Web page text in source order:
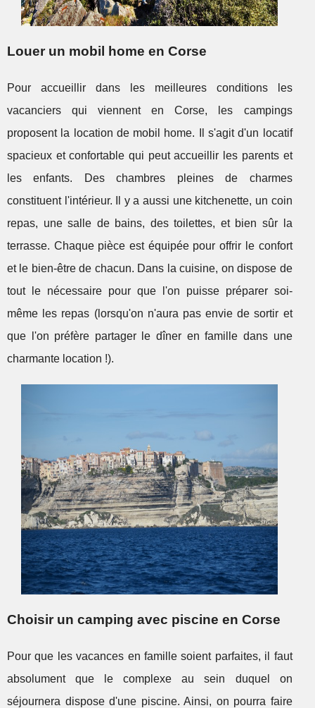
Louer un mobil home en Corse
Pour accueillir dans les meilleures conditions les
vacanciers qui viennent en Corse, les campings
proposent la location de mobil home. Il s'agit d'un locatif
spacieux et confortable qui peut accueillir les parents et
les enfants. Des chambres pleines de charmes
constituent l'intérieur. Il y a aussi une kitchenette, un coin
repas, une salle de bains, des toilettes, et bien sûr la
terrasse. Chaque pièce est équipée pour offrir le confort
et le bien-être de chacun. Dans la cuisine, on dispose de
tout le nécessaire pour que l'on puisse préparer soi-
même les repas (lorsqu'on n'aura pas envie de sortir et
que l'on préfère partager le dîner en famille dans une
charmante location !).
Choisir un camping avec piscine en Corse
Pour que les vacances en famille soient parfaites, il faut
absolument que le complexe au sein duquel on
séjournera dispose d'une piscine. Ainsi, on pourra faire